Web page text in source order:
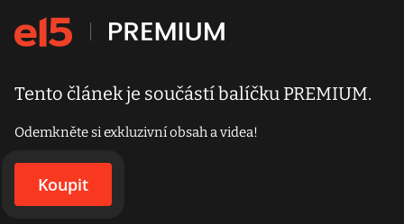
Tento článek je součástí balíčku PREMIUM.
Odemkněte si exkluzivní obsah a videa!
Koupit